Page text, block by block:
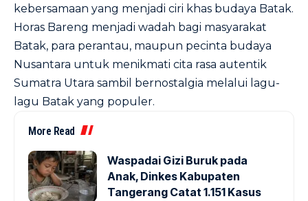
kebersamaan yang menjadi ciri khas budaya Batak.
Horas Bareng menjadi wadah bagi masyarakat
Batak, para perantau, maupun pecinta budaya
Nusantara untuk menikmati cita rasa autentik
Sumatra Utara sambil bernostalgia melalui lagu-
lagu Batak yang populer.
More Read
Waspadai Gizi Buruk pada
Anak, Dinkes Kabupaten
Tangerang Catat 1.151 Kasus